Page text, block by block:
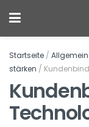
Startseite / Allgemein
stärken /